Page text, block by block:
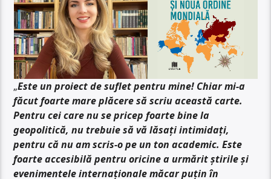
„Este un proiect de suflet pentru mine! Chiar mi-a
făcut foarte mare plăcere să scriu această carte.
Pentru cei care nu se pricep foarte bine la
geopolitică, nu trebuie să vă lăsați intimidați,
pentru că nu am scris-o pe un ton academic. Este
foarte accesibilă pentru oricine a urmărit știrile și
evenimentele internaționale măcar puțin în